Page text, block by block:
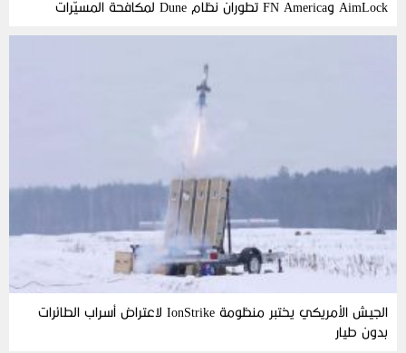
AimLock وFN America تطوران نظام Dune لمكافحة المسيّرات
الجيش الأمريكي يختبر منظومة IonStrike لاعتراض أسراب الطائرات
بدون طيار